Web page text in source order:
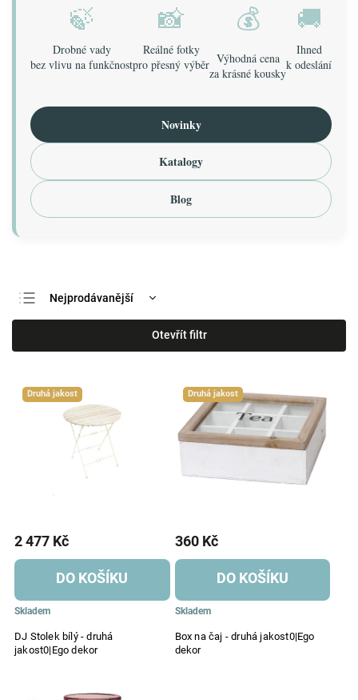
🍃
Drobné vady
bez vlivu na funkčnost
📸
Reálné fotky
pro přesný výběr
💰
Výhodná cena
za krásné kousky
🚚
Ihned
k odeslání
Novinky
Katalogy
Blog
Nejprodávanější
Nejlevnější
Nejdražší
Otevřít filtr
Druhá jakost
DJ Stolek bílý - druhá
jakost0|Ego dekor
Skladem
2 477 Kč
DO KOŠÍKU
Druhá jakost
Box na čaj - druhá jakost0|Ego
dekor
Skladem
360 Kč
DO KOŠÍKU